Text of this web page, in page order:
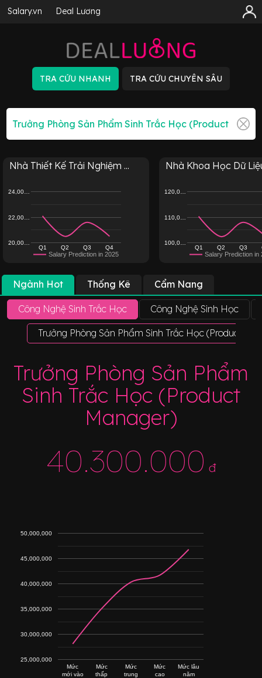
Salary.vn Deal Lương
Nhà Thiết Kế Trải Nghiệm ...
Salary Prediction in 2025
Q1 Q2 Q3 Q4
20,00…
22,00…
24,00…
Nhà Khoa Học Dữ
Salary Prediction in
Q1 Q2 Q3
100,0…
110,0…
120,0…
Ngành Hot Thống Kê Cẩm Nang
Công Nghệ Sinh Trắc Học Công Nghệ Sinh Học
Trưởng Phòng Sản Phẩm Sinh Trắc Học (Product
Trưởng Phòng Sản Phẩm
Sinh Trắc Học (Product
Manager)
40.300.000 đ
Mức
mới vào
Mức
thấp
Mức
trung
Mức
cao
Mức lâu
năm
25,000,000
30,000,000
35,000,000
40,000,000
45,000,000
50,000,000